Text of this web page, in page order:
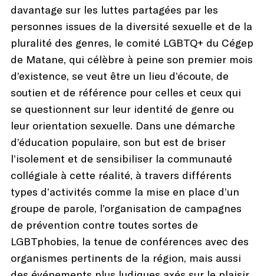
davantage sur les luttes partagées par les
personnes issues de la diversité sexuelle et de la
pluralité des genres, le comité LGBTQ+ du Cégep
de Matane, qui célèbre à peine son premier mois
d’existence, se veut être un lieu d’écoute, de
soutien et de référence pour celles et ceux qui
se questionnent sur leur identité de genre ou
leur orientation sexuelle. Dans une démarche
d’éducation populaire, son but est de briser
l’isolement et de sensibiliser la communauté
collégiale à cette réalité, à travers différents
types d’activités comme la mise en place d’un
groupe de parole, l’organisation de campagnes
de prévention contre toutes sortes de
LGBTphobies, la tenue de conférences avec des
organismes pertinents de la région, mais aussi